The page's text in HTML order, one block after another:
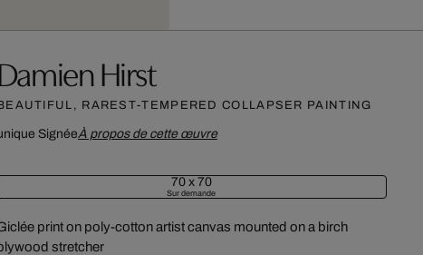
Hirst
RAREST-TEMPERED COLLAPSER PAINTING
SignéeÀ propos de cette œuvre
70 x 70
Sur demande
print on poly-cotton artist canvas mounted on a birch
stretcher